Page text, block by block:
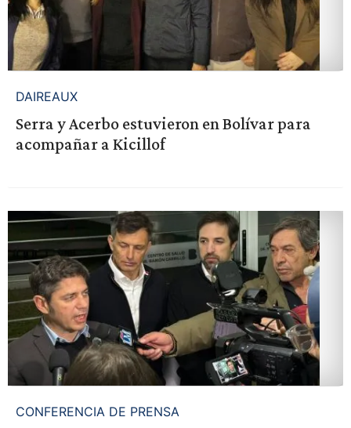
DAIREAUX
Serra y Acerbo estuvieron en Bolívar para
acompañar a Kicillof
CONFERENCIA DE PRENSA